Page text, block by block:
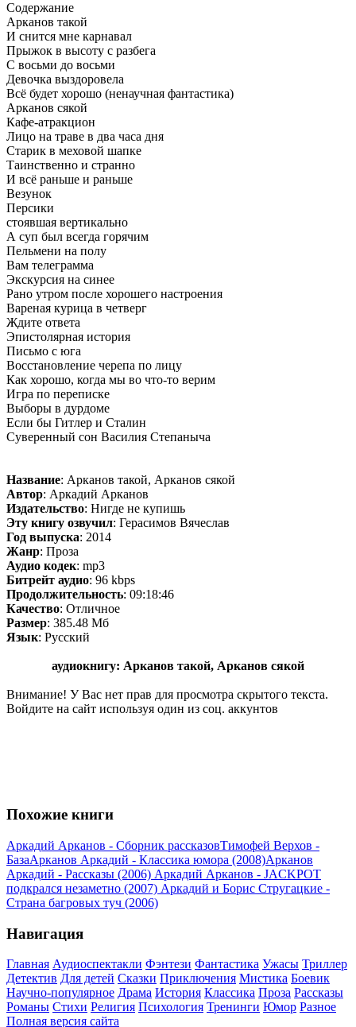
Содержание
Арканов такой
И снится мне карнавал
Прыжок в высоту с разбега
С восьми до восьми
Девочка выздоровела
Всё будет хорошо (ненаучная фантастика)
Арканов сякой
Кафе-атракцион
Лицо на траве в два часа дня
Старик в меховой шапке
Таинственно и странно
И всё раньше и раньше
Везунок
Персики
стоявшая вертикально
А суп был всегда горячим
Пельмени на полу
Вам телеграмма
Экскурсия на синее
Рано утром после хорошего настроения
Вареная курица в четверг
Ждите ответа
Эпистолярная история
Письмо с юга
Восстановление черепа по лицу
Как хорошо, когда мы во что-то верим
Игра по переписке
Выборы в дурдоме
Если бы Гитлер и Сталин
Суверенный сон Василия Степаныча
Название: Арканов такой, Арканов сякой
Автор: Аркадий Арканов
Издательство: Нигде не купишь
Эту книгу озвучил: Герасимов Вячеслав
Год выпуска: 2014
Жанр: Проза
Аудио кодек: mp3
Битрейт аудио: 96 kbps
Продолжительность: 09:18:46
Качество: Отличное
Размер: 385.48 Мб
Язык: Русский
аудиокнигу: Арканов такой, Арканов сякой
Внимание! У Вас нет прав для просмотра скрытого текста.
Войдите на сайт используя один из соц. аккунтов
Похожие книги
Аркадий Арканов - Сборник рассказовТимофей Верхов -
БазаАрканов Аркадий - Классика юмора (2008)Арканов
Аркадий - Рассказы (2006) Аркадий Арканов - JACKPOT
подкрался незаметно (2007) Аркадий и Борис Стругацкие -
Страна багровых туч (2006)
Навигация
Главная Аудиоспектакли Фэнтези Фантастика Ужасы Триллер
Детектив Для детей Сказки Приключения Мистика Боевик
Научно-популярное Драма История Классика Проза Рассказы
Романы Стихи Религия Психология Тренинги Юмор Разное
Полная версия сайта